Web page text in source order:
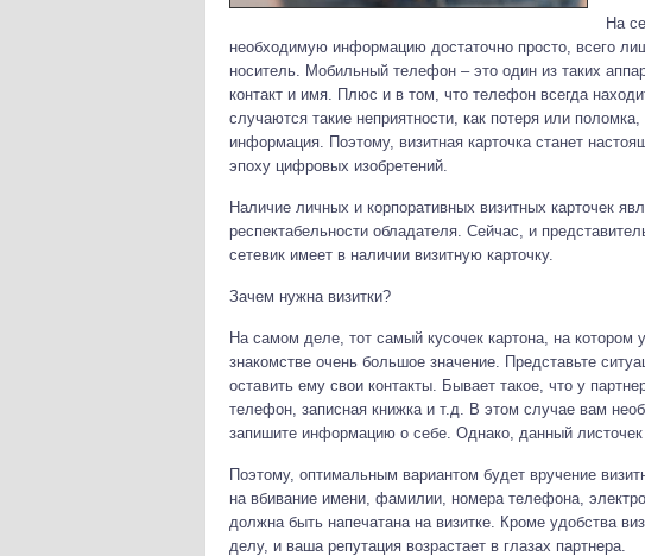
На
необходимую информацию достаточно просто, всего
носитель. Мобильный телефон – это один из таких
контакт и имя. Плюс и в том, что телефон всегда
случаются такие неприятности, как потеря или
информация. Поэтому, визитная карточка станет
эпоху цифровых изобретений.
Наличие личных и корпоративных визитных карточек
респектабельности обладателя. Сейчас, и
сетевик имеет в наличии визитную карточку.
Зачем нужна визитки?
На самом деле, тот самый кусочек картона, на
знакомстве очень большое значение. Представьте
оставить ему свои контакты. Бывает такое, что у
телефон, записная книжка и т.д. В этом случае вам
запишите информацию о себе. Однако, данный
Поэтому, оптимальным вариантом будет вручение
на вбивание имени, фамилии, номера телефона,
должна быть напечатана на визитке. Кроме удобства
делу, и ваша репутация возрастает в глазах партнера.